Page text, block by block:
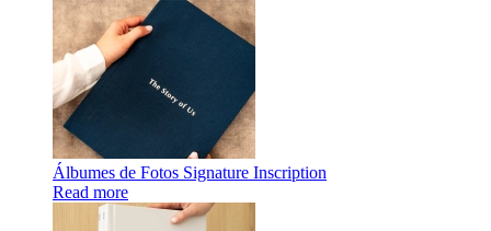
Álbumes de Fotos Signature Inscription
Read more